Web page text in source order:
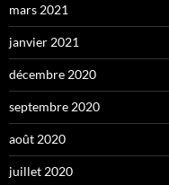
mars 2021
janvier 2021
décembre 2020
septembre 2020
août 2020
juillet 2020